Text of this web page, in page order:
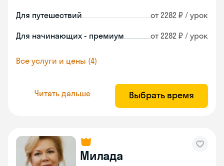
Для путешествий от 2282 ₽ / урок
Для начинающих - премиум от 2282 ₽ / урок
Все услуги и цены (4)
Читать дальше Выбрать время
Милада